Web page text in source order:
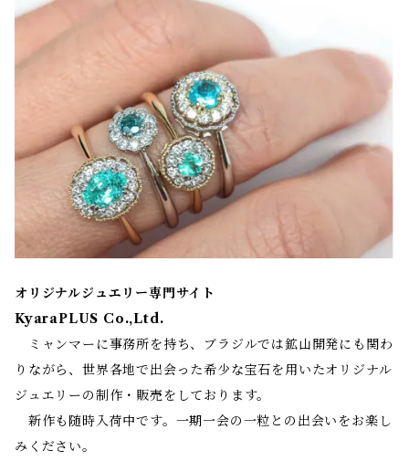
オリジナルジュエリー専門サイト
KyaraPLUS Co.,Ltd.
ミャンマーに事務所を持ち、ブラジルでは鉱山開発にも関わ
りながら、世界各地で出会った希少な宝石を用いたオリジナル
ジュエリーの制作・販売をしております。
新作も随時入荷中です。一期一会の一粒との出会いをお楽し
みください。